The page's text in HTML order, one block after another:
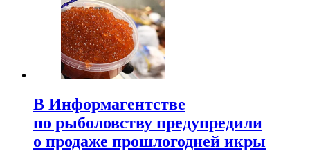
В Информагентстве
по рыболовству предупредили
о продаже прошлогодней икры